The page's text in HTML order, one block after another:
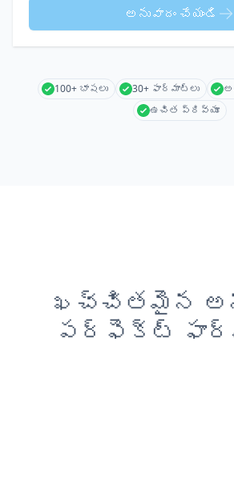
అనువాదం చేయండి
100+ భాషలు 30+ ఫార్మాట్లు
ఉచిత ప్రివ్యూ
ఖచ్చితమైన
పర్ఫెక్ట్